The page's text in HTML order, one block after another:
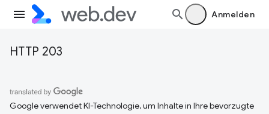
Anmelden
HTTP 203
Google verwendet KI-Technologie, um Inhalte in Ihre bevorzugte